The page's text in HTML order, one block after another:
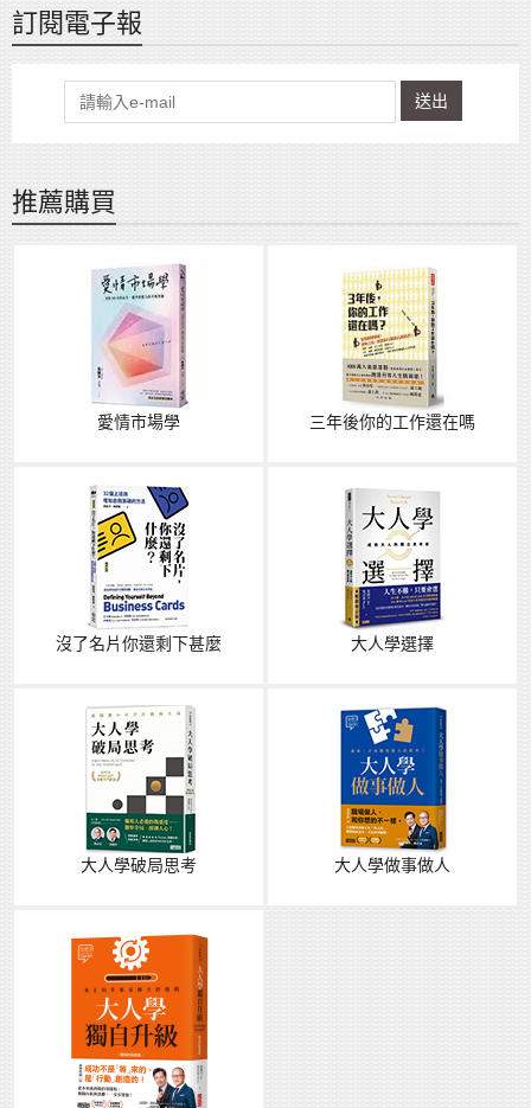
訂閱電子報
送出
推薦購買
愛情市場學 三年後你的工作還在嗎
沒了名片你還剩下甚麼 大人學選擇
大人學破局思考 大人學做事做人